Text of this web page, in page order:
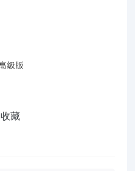
级版
收藏